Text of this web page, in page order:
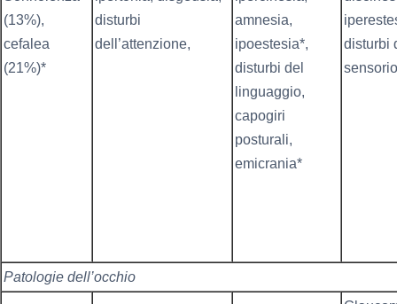
(13%),
cefalea
(21%)*
disturbi
dell’attenzione,
amnesia,
ipoestesia*,
disturbi del
linguaggio,
capogiri
posturali,
emicrania*
disturbi
sensorio
Patologie dell’occhio